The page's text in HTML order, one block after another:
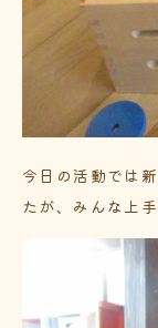
今日の活動では
たが、みんな上